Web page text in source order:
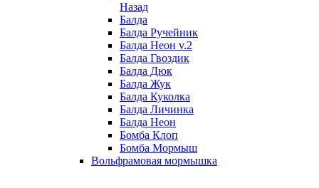
Назад
Балда
Балда Ручейник
Балда Неон v.2
Балда Гвоздик
Балда Дюк
Балда Жук
Балда Куколка
Балда Личинка
Балда Неон
Бомба Клоп
Бомба Мормыш
Вольфрамовая мормышка